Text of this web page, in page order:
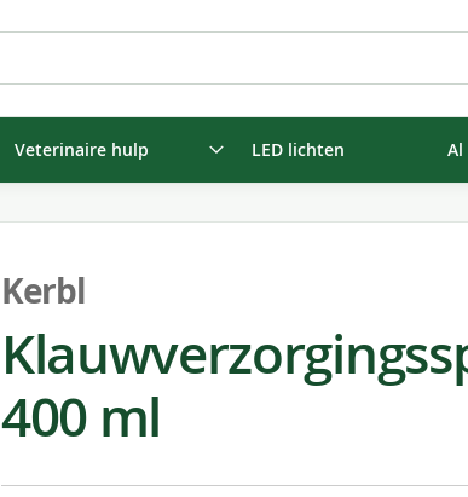
Veterinaire hulp LED lichten Al
Kerbl
400 ml